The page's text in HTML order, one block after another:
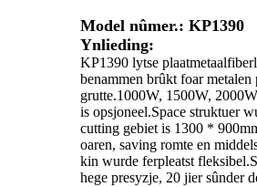
Model nûmer.: KP1390
Ynlieding:
KP1390 lytse
benammen brûkt foar metalen
grutte.1000W, 1500W,
is opsjoneel.Space struktuer
cutting gebiet is 1300 *
oaren, saving romte en
kin wurde ferpleatst
hege presyzje, 20 jier sûnder